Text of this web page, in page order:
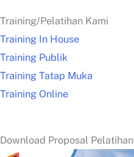
Training/Pelatihan Kami
Training In House
Training Publik
Training Tatap Muka
Training Online
Download Proposal Pelatihan